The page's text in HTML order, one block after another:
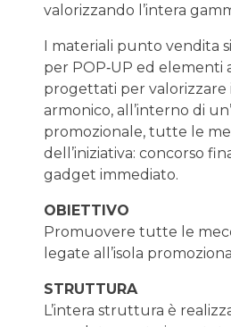
valorizzando l’intera
I materiali punto vendita
per POP‑UP ed elementi
progettati per valorizzare
armonico, all’interno di
promozionale, tutte le
dell’iniziativa: concorso
gadget immediato.
OBIETTIVO
Promuovere tutte le
legate all’isola
STRUTTURA
L’intera struttura è